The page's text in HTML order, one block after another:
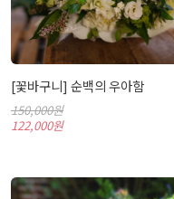
[꽃바구니] 순백의 우아함
150,000원
122,000원